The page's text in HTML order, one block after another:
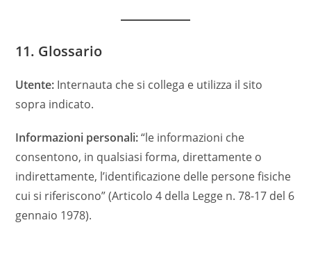
11. Glossario
Utente: Internauta che si collega e utilizza il sito
sopra indicato.
Informazioni personali:“le informazioni che
consentono, in qualsiasi forma, direttamente o
indirettamente, l’identificazione delle persone fisiche
cui si riferiscono” (Articolo 4 della Legge n. 78-17 del 6
gennaio 1978).